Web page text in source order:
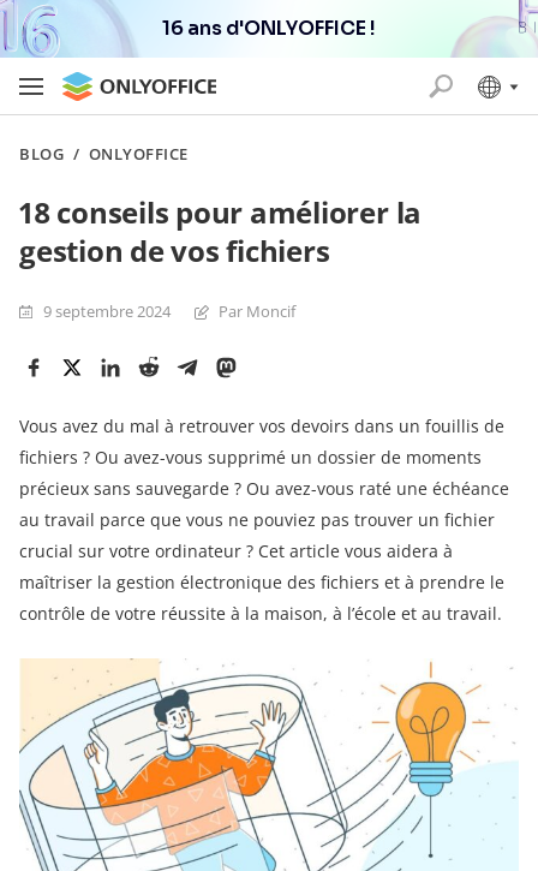
16 ans d'ONLYOFFICE !
BLOG / ONLYOFFICE
18 сonseils pour améliorer la
gestion de vos fichiers
9 septembre 2024 Par Moncif
Vous avez du mal à retrouver vos devoirs dans un fouillis de
fichiers ? Ou avez-vous supprimé un dossier de moments
précieux sans sauvegarde ? Ou avez-vous raté une échéance
au travail parce que vous ne pouviez pas trouver un fichier
crucial sur votre ordinateur ? Cet article vous aidera à
maîtriser la gestion électronique des fichiers et à prendre le
contrôle de votre réussite à la maison, à l’école et au travail.